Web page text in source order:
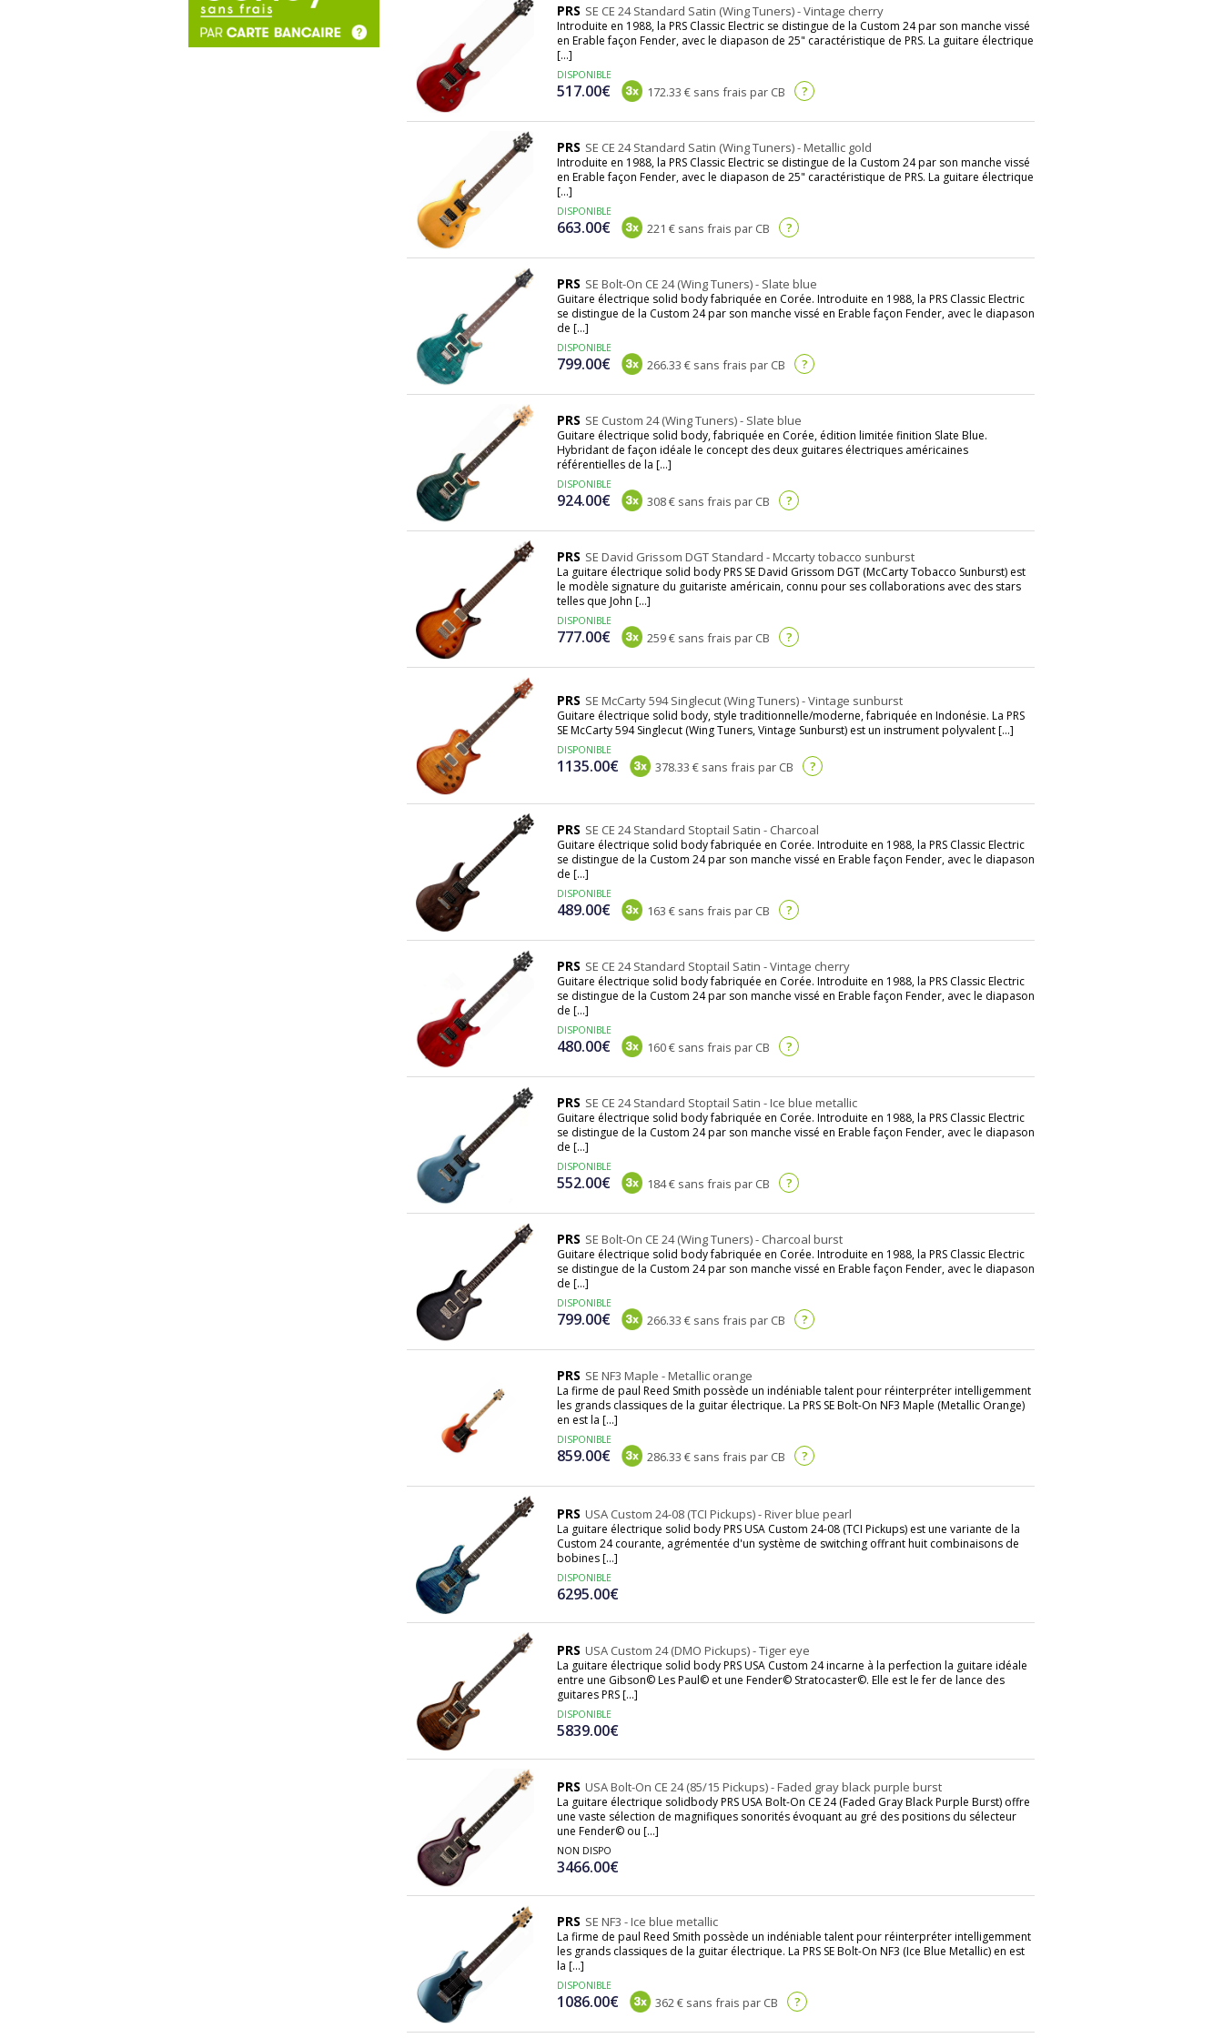
PRS SE CE 24 Standard Satin (Wing Tuners) - Vintage cherry
Introduite en 1988, la PRS Classic Electric se distingue de la Custom 24 par son manche vissé
en Erable façon Fender, avec le diapason de 25" caractéristique de PRS. La guitare électrique
[...]
DISPONIBLE
517.00€ 172.33 € sans frais par CB ?
PRS SE CE 24 Standard Satin (Wing Tuners) - Metallic gold
Introduite en 1988, la PRS Classic Electric se distingue de la Custom 24 par son manche vissé
en Erable façon Fender, avec le diapason de 25" caractéristique de PRS. La guitare électrique
[...]
DISPONIBLE
663.00€ 221 € sans frais par CB ?
PRS SE Bolt-On CE 24 (Wing Tuners) - Slate blue
Guitare électrique solid body fabriquée en Corée. Introduite en 1988, la PRS Classic Electric
se distingue de la Custom 24 par son manche vissé en Erable façon Fender, avec le diapason
de [...]
DISPONIBLE
799.00€ 266.33 € sans frais par CB ?
PRS SE Custom 24 (Wing Tuners) - Slate blue
Guitare électrique solid body, fabriquée en Corée, édition limitée finition Slate Blue.
Hybridant de façon idéale le concept des deux guitares électriques américaines
référentielles de la [...]
DISPONIBLE
924.00€ 308 € sans frais par CB ?
PRS SE David Grissom DGT Standard - Mccarty tobacco sunburst
La guitare électrique solid body PRS SE David Grissom DGT (McCarty Tobacco Sunburst) est
le modèle signature du guitariste américain, connu pour ses collaborations avec des stars
telles que John [...]
DISPONIBLE
777.00€ 259 € sans frais par CB ?
PRS SE McCarty 594 Singlecut (Wing Tuners) - Vintage sunburst
Guitare électrique solid body, style traditionnelle/moderne, fabriquée en Indonésie. La PRS
SE McCarty 594 Singlecut (Wing Tuners, Vintage Sunburst) est un instrument polyvalent [...]
DISPONIBLE
1135.00€ 378.33 € sans frais par CB ?
PRS SE CE 24 Standard Stoptail Satin - Charcoal
Guitare électrique solid body fabriquée en Corée. Introduite en 1988, la PRS Classic Electric
se distingue de la Custom 24 par son manche vissé en Erable façon Fender, avec le diapason
de [...]
DISPONIBLE
489.00€ 163 € sans frais par CB ?
PRS SE CE 24 Standard Stoptail Satin - Vintage cherry
Guitare électrique solid body fabriquée en Corée. Introduite en 1988, la PRS Classic Electric
se distingue de la Custom 24 par son manche vissé en Erable façon Fender, avec le diapason
de [...]
DISPONIBLE
480.00€ 160 € sans frais par CB ?
PRS SE CE 24 Standard Stoptail Satin - Ice blue metallic
Guitare électrique solid body fabriquée en Corée. Introduite en 1988, la PRS Classic Electric
se distingue de la Custom 24 par son manche vissé en Erable façon Fender, avec le diapason
de [...]
DISPONIBLE
552.00€ 184 € sans frais par CB ?
PRS SE Bolt-On CE 24 (Wing Tuners) - Charcoal burst
Guitare électrique solid body fabriquée en Corée. Introduite en 1988, la PRS Classic Electric
se distingue de la Custom 24 par son manche vissé en Erable façon Fender, avec le diapason
de [...]
DISPONIBLE
799.00€ 266.33 € sans frais par CB ?
PRS SE NF3 Maple - Metallic orange
La firme de paul Reed Smith possède un indéniable talent pour réinterpréter intelligemment
les grands classiques de la guitar électrique. La PRS SE Bolt-On NF3 Maple (Metallic Orange)
en est la [...]
DISPONIBLE
859.00€ 286.33 € sans frais par CB ?
PRS USA Custom 24-08 (TCI Pickups) - River blue pearl
La guitare électrique solid body PRS USA Custom 24-08 (TCI Pickups) est une variante de la
Custom 24 courante, agrémentée d'un système de switching offrant huit combinaisons de
bobines [...]
DISPONIBLE
6295.00€
PRS USA Custom 24 (DMO Pickups) - Tiger eye
La guitare électrique solid body PRS USA Custom 24 incarne à la perfection la guitare idéale
entre une Gibson© Les Paul© et une Fender© Stratocaster©. Elle est le fer de lance des
guitares PRS [...]
DISPONIBLE
5839.00€
PRS USA Bolt-On CE 24 (85/15 Pickups) - Faded gray black purple burst
La guitare électrique solidbody PRS USA Bolt-On CE 24 (Faded Gray Black Purple Burst) offre
une vaste sélection de magnifiques sonorités évoquant au gré des positions du sélecteur
une Fender© ou [...]
NON DISPO
3466.00€
PRS SE NF3 - Ice blue metallic
La firme de paul Reed Smith possède un indéniable talent pour réinterpréter intelligemment
les grands classiques de la guitar électrique. La PRS SE Bolt-On NF3 (Ice Blue Metallic) en est
la [...]
DISPONIBLE
1086.00€ 362 € sans frais par CB ?